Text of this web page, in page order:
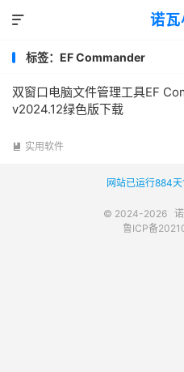
诺瓦

标签：EF Commander
双窗口电脑文件管理工具EF
v2024.12绿色版下载
 实用软件
网站已运行884
© 2024-2026
鲁ICP备